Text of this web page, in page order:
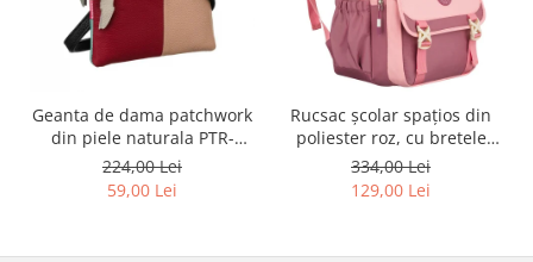
Geanta de dama patchwork
din piele naturala PTR-
1718-SKL-6922 MULTI
224,00 Lei
59,00 Lei
Rucsac școlar spațios din
poliester roz, cu bretele
reglabile - Peterson PTR-
PTN 8610-1327 PINK
334,00 Lei
129,00 Lei